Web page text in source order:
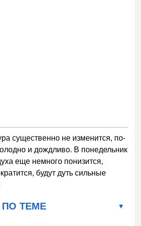
существенно не изменится, по-
и дождливо. В понедельник
еще немного понизится,
будут дуть сильные
ТЕМЕ